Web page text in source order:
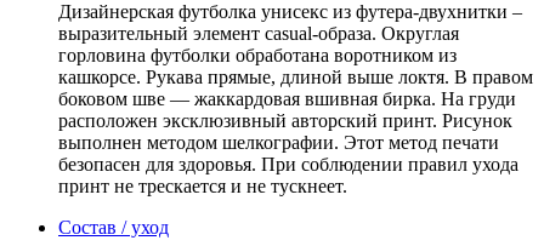
унисекс
Дизайнерская футболка унисекс из футера-двухнитки –
выразительный элемент casual-образа. Округлая
горловина футболки обработана воротником из
кашкорсе. Рукава прямые, длиной выше локтя. В правом
боковом шве — жаккардовая вшивная бирка. На груди
расположен эксклюзивный авторский принт. Рисунок
выполнен методом шелкографии. Этот метод печати
безопасен для здоровья. При соблюдении правил ухода
принт не трескается и не тускнеет.
Состав / уход